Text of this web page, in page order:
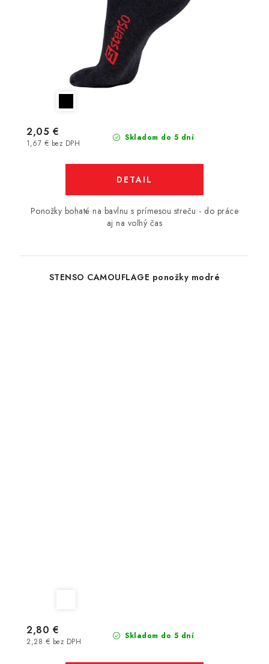
Skladom do 5 dní
1,67 € bez DPH
2,05 €
DETAIL
Ponožky bohaté na bavlnu s prímesou streču - do práce
aj na voľný čas
STENSO CAMOUFLAGE ponožky modré
Skladom do 5 dní
2,28 € bez DPH
2,80 €